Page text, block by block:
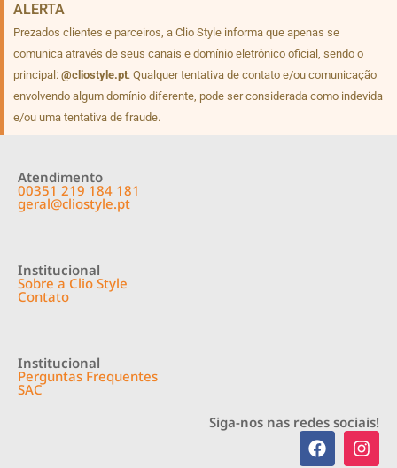
ALERTA
Prezados clientes e parceiros, a Clio Style informa que apenas se
comunica através de seus canais e domínio eletrônico oficial, sendo o
principal: @cliostyle.pt. Qualquer tentativa de contato e/ou comunicação
envolvendo algum domínio diferente, pode ser considerada como indevida
e/ou uma tentativa de fraude.
Atendimento
00351 219 184 181
geral@cliostyle.pt
Institucional
Sobre a Clio Style
Contato
Institucional
Perguntas Frequentes
SAC
Siga-nos nas redes sociais!